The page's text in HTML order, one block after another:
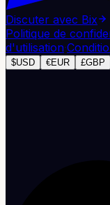
Discuter avec Bix
Politique de
d'utilisation·
$USD €EUR £GBP